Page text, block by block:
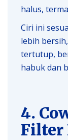
halus,
Ciri ini
lebih
tertutup,
habuk dan
4.
Filter